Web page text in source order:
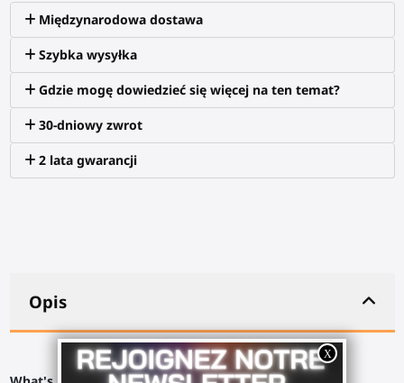
Międzynarodowa dostawa
Szybka wysyłka
Gdzie mogę dowiedzieć się więcej na ten temat?
30-dniowy zwrot
2 lata gwarancji
Opis